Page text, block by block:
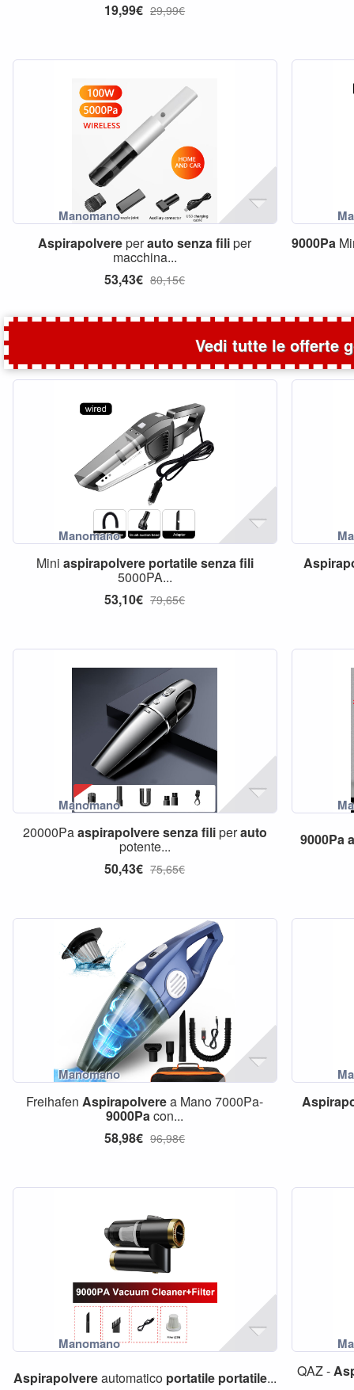
19,99€ 29,99€
Aspirapolvereperauto senzafiliper
macchina...
53,43€ 80,15€
9000Pa
Vedi tutte le offerte
Mini aspirapolvere portatilesenzafili
5000PA...
53,10€ 79,65€
20000Paaspirapolveresenzafiliperauto
potente...
50,43€ 75,65€
9000Pa
FreihafenAspirapolverea Mano 7000Pa-
9000Pacon...
58,98€ 96,98€
Aspirapolvereautomatico portatile portatile... QAZ -